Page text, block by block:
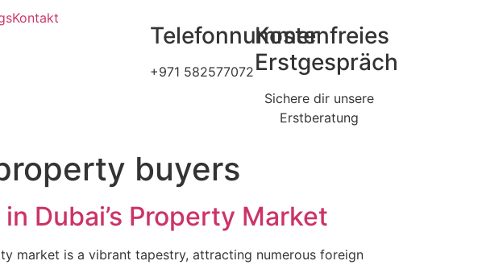
Kontakt
Telefonnummer
+971 582577072
Kostenfreies
Erstgespräch
Sichere dir unsere
Erstberatung
buyers
Dubai’s Property Market
market is a vibrant tapestry, attracting numerous foreign